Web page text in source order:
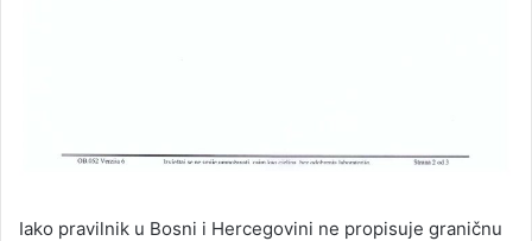
Iako pravilnik u Bosni i Hercegovini ne propisuje graničnu